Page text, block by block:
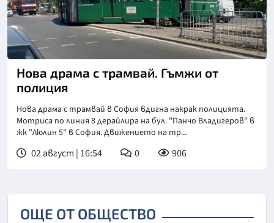
Нова драма с трамвай. Гъмжи от
полиция
Нова драма с трамвай в София вдигна накрак полицията.
Мотриса по линия 8 дерайлира на бул. "Панчо Владигеров" в
жк "Люлин 5" в София. Движението на тр...
02 август | 16:54 0 906
ОЩЕ ОТ ОБЩЕСТВО